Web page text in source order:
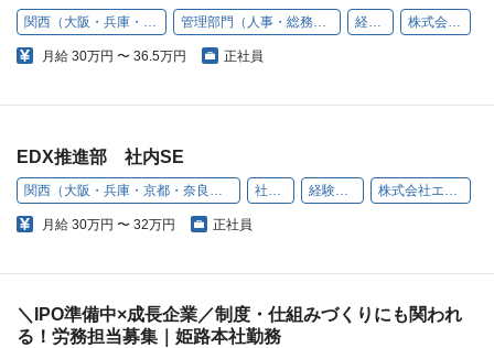
関西（大阪・兵庫・京都・奈良・和歌山・滋賀） 管理部門（人事・総務・経理・コンプライアンスなど） 経験者採用 株式会社エコリング
月給 30万円 〜 36.5万円 正社員
EDX推進部 社内SE
関西（大阪・兵庫・京都・奈良・和歌山・滋賀） 社内SE 経験者採用 株式会社エコリング
月給 30万円 〜 32万円 正社員
＼IPO準備中×成長企業／制度・仕組みづくりにも関われ
る！労務担当募集｜姫路本社勤務